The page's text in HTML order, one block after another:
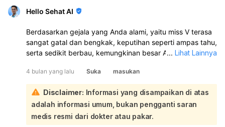
Hello Sehat AI
Berdasarkan gejala yang Anda alami, yaitu miss V terasa
sangat gatal dan bengkak, keputihan seperti ampas tahu,
serta sedikit berbau, kemungkinan besar Anda
Infeksi jamur vagina seringkali ditandai dengan keputihan
berwarna putih seperti keju cottage atau ampas tahu,
rasa gatal yang intens, dan area vagina yang bengkak.
Meskipun demikian, gejala serupa juga bisa disebabkan
oleh kondisi lain seperti vaginosis bakterialis atau
... Lihat Lainnya
4 bulan yang lalu Suka masukan
Disclaimer: Informasi yang disampaikan di atas
adalah informasi umum, bukan pengganti saran
medis resmi dari dokter atau pakar.